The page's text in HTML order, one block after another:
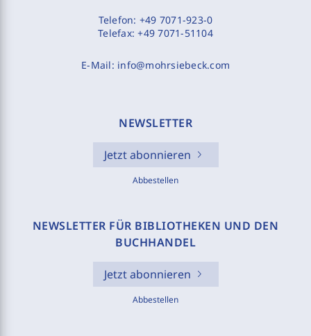
Telefon: +49 7071-923-0
Telefax:+49 7071-51104
E-Mail: info@mohrsiebeck.com
NEWSLETTER
Jetzt abonnieren
Abbestellen
NEWSLETTER FÜR BIBLIOTHEKEN UND DEN
BUCHHANDEL
Jetzt abonnieren
Abbestellen